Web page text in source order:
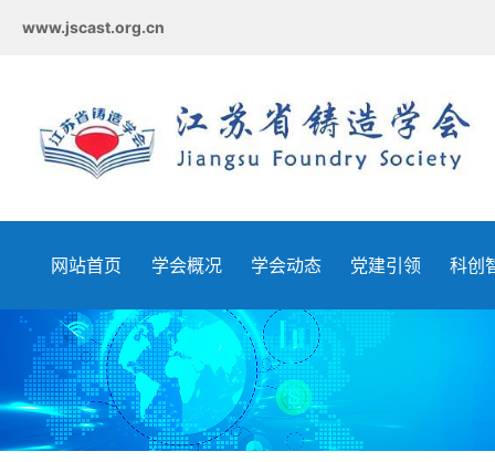
www.jscast.org.cn
网站首页 学会概况 学会动态 党建引领 科创